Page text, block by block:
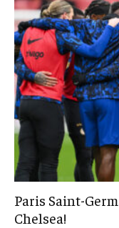
Paris Saint-
Chelsea!